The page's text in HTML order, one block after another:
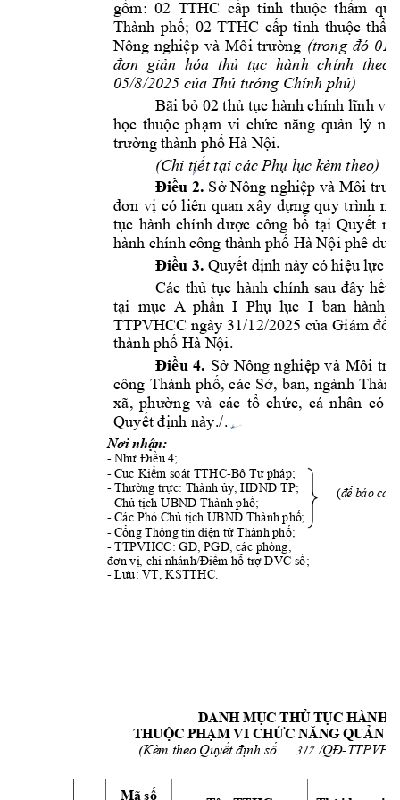
gồm: 02 TTHC cấp tỉnh thuộc thẩm quy
Thành phố; 02 TTHC cấp tỉnh thuộc thẩ
Nông nghiệp và Môi trường (trong đó 01
đơn giản hóa thủ tục hành chính theo
05/8/2025 của Thủ tướng Chính phủ)
Bãi bỏ 02 thủ tục hành chính lĩnh vự
học thuộc phạm vi chức năng quản lý
trường thành phố Hà Nội.
(Chi tiết tại các Phụ lục kèm theo)
Điều 2. Sở Nông nghiệp và Môi t
đơn vị có liên quan xây dựng quy trình n
tục hành chính được công bố tại Quyết
hành chính công thành phố Hà Nội phê duy
Điều 3. Quyết định này có hiệu lực
Các thủ tục hành chính sau đây hết
tại mục A phần  I  Phụ
  l
ục I  ban  hành
TTPVHCC ngày 31/12/2025 của Giám đố
thành phố Hà Nội.
Điều 4. Sở Nông nghiệp và Môi tr
công Thành phố, các Sở, ban, ngành Thành
xã, phường và các tổ chức, cá nhân có
Quyết định này./.
Nơi nhận:
-Như Điều 4;
-Cục Kiểm soát TTHC-Bộ Tư pháp;
-Thường trực: Thành ủy, HĐND TP;
-Chủ tịch UBND Thành phố;
-Các Phó Chủ tịch UBND Thành phố;
-Cổng Thông tin điện tử Thành phố;
-TTPVHCC: GĐ, PGĐ, các phòng,
đơn vị, chi nhánh/Điểm hỗ trợ DVC số;
-Lưu: VT, KSTTHC.
(để báo cáo)
DANH MỤC THỦ TỤC HÀNH
THUỘC PHẠM VI CHỨC NĂNG QUẢN
(Kèm theo Quyết định số            /QĐ-
Mã số
317